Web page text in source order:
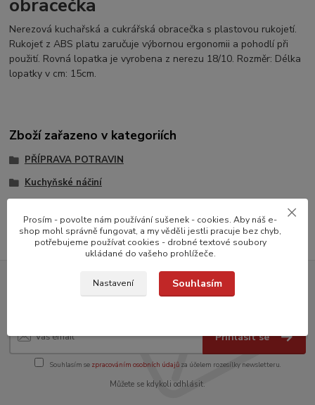
Nerezová kuchařská a cukrářská obracečka s plastovou rukojetí.
Rukojeť z ABS platu zaručuje výbornou ergonomii a pohodlí při
použití. Rovná lopatka je vyrobena z nerezu 18/10. Rozměr: Délka
lopatky v cm: 15cm.
Zboží zařazeno v kategoriích
PŘÍPRAVA POTRAVIN
Kuchyňské náčiní
Přihlašte se k odběru novinek
Přihlásit se
Souhlasím se zpracováním osobních údajůza účelem rozesílky newsletteru.
Můžete se kdykoli odhlásit.
Prosím - povolte nám používání sušenek - cookies. Aby náš e-
shop mohl správně fungovat, a my věděli jestli pracuje bez chyb,
potřebujeme používat cookies - drobné textové soubory
ukládané do vašeho prohlížeče.
Nastavení Souhlasím